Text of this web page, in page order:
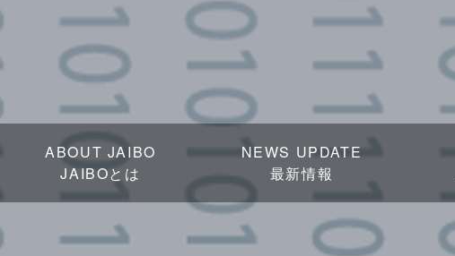
ABOUT JAIBO
JAIBOとは
NEWS UPDATE
最新情報